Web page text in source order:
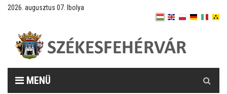
2026. augusztus 07. Ibolya
MENÜ